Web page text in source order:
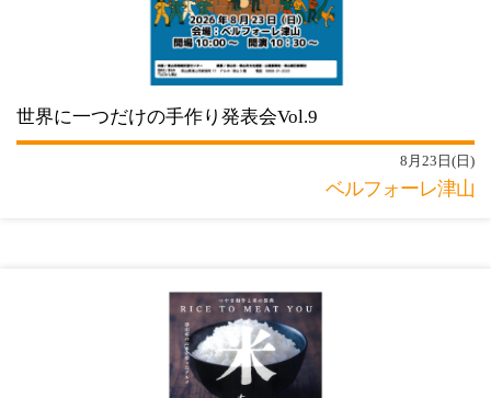
世界に一つだけの手作り発表会Vol.9
8月23日(日)
ベルフォーレ津山